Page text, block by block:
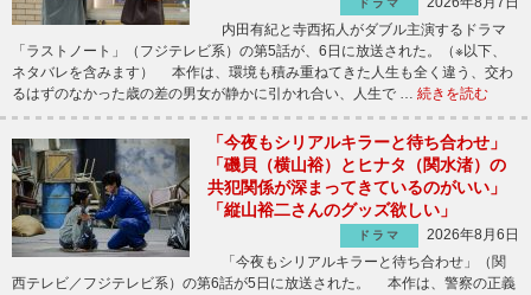
ドラマ
内田有紀と寺西拓人がダブル主演するドラマ
「ラストノート」（フジテレビ系）の第5話が、6日に放送された。（※以下、
ネタバレを含みます） 本作は、環境も積み重ねてきた人生も全く違う、交わ
るはずのなかった歳の差の男女が静かに引かれ合い、人生で … 続きを読む
「今夜もシリアルキラーと待ち合わせ」
「磯貝（横山裕）とヒナタ（関水渚）の
共犯関係が深まってきているのがいい」
「縦山裕二さんのグッズ欲しい」
ドラマ
2026年8月6日
「今夜もシリアルキラーと待ち合わせ」（関
西テレビ／フジテレビ系）の第6話が5日に放送された。 本作は、警察の正義